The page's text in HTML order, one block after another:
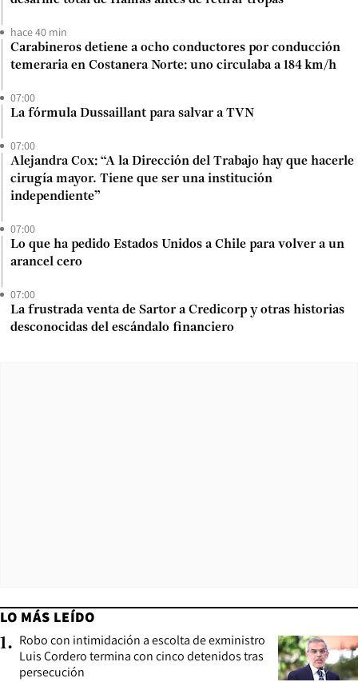
hace 40 min
Carabineros detiene a ocho conductores por conducción
temeraria en Costanera Norte: uno circulaba a 184 km/h
07:00
La fórmula Dussaillant para salvar a TVN
07:00
Alejandra Cox: “A la Dirección del Trabajo hay que hacerle
cirugía mayor. Tiene que ser una institución
independiente”
07:00
Lo que ha pedido Estados Unidos a Chile para volver a un
arancel cero
07:00
La frustrada venta de Sartor a Credicorp y otras historias
desconocidas del escándalo financiero
LO MÁS LEÍDO
1. Robo con intimidación a escolta de exministro
Luis Cordero termina con cinco detenidos tras
persecución